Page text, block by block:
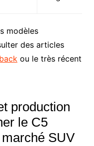
modèles
des articles
ou le très récent
production
le C5
SUV